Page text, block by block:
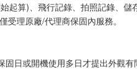
起算)、飛行記錄、拍照記錄、儲
理原廠/代理商保固內服務。
日或開機使用多日才提出外觀有